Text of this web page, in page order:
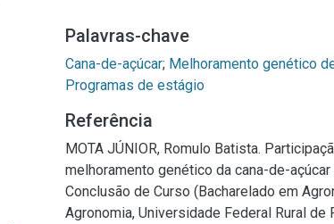
Palavras-chave
Cana-de-açúcar; Melhoramento genético
Programas de estágio
Referência
MOTA JÚNIOR, Romulo Batista.
melhoramento genético da cana-de-açúcar
Conclusão de Curso (Bacharelado em
Agronomia, Universidade Federal Rural de